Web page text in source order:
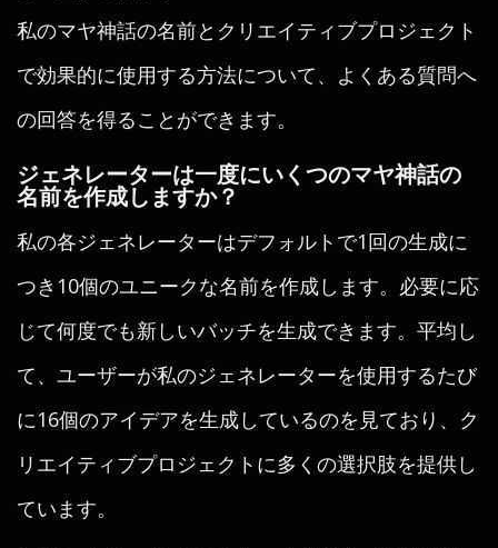
私のマヤ神話の名前とクリエイティブプロジェクト
で効果的に使用する方法について、よくある質問へ
の回答を得ることができます。
ジェネレーターは一度にいくつのマヤ神話の
名前を作成しますか？
私の各ジェネレーターはデフォルトで1回の生成に
つき10個のユニークな名前を作成します。必要に応
じて何度でも新しいバッチを生成できます。平均し
て、ユーザーが私のジェネレーターを使用するたび
に16個のアイデアを生成しているのを見ており、ク
リエイティブプロジェクトに多くの選択肢を提供し
ています。